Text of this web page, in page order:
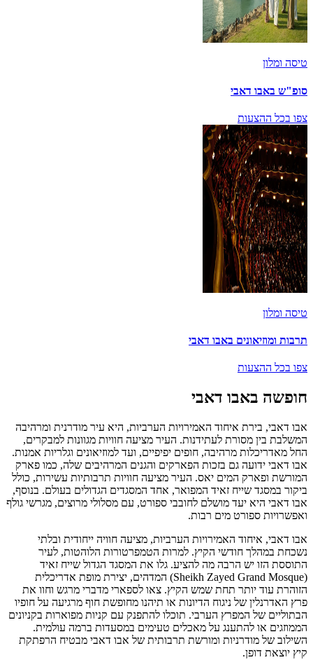
טיסה ומלון
סופ"ש באבו דאבי
צפו בכל ההצעות
טיסה ומלון
תרבות ומוזיאונים באבו דאבי
צפו בכל ההצעות
חופשה באבו דאבי
אבו דאבי, בירת איחוד האמירויות הערביות, היא עיר מודרנית ומרהיבה
המשלבת בין מסורת לעתידנות. העיר מציעה חוויות מגוונות למבקרים,
החל מאדריכלות מרהיבה, חופים יפיפיים, ועד למוזיאונים וגלריות אמנות.
אבו דאבי ידועה גם בזכות הפארקים והגנים המרהיבים שלה, כמו פארק
המורשת ופארק המים יאס. העיר מציעה חוויות תרבותיות עשירות, כולל
ביקור במסגד שייח זאיד המפואר, אחד המסגדים הגדולים בעולם. בנוסף,
אבו דאבי היא יעד מושלם לחובבי ספורט, עם מסלולי מרוצים, מגרשי גולף
ואפשרויות ספורט מים רבות.
אבו דאבי, איחוד האמירויות הערביות, מציעה חוויה ייחודית ובלתי
נשכחת במהלך חודשי הקיץ. למרות הטמפרטורות הלוהטות, לעיר
התוססת הזו יש הרבה מה להציע. גלו את המסגד הגדול שייח זאיד
(Sheikh Zayed Grand Mosque) המדהים, יצירת מופת אדריכלית
הזוהרת עוד יותר תחת שמש הקיץ. צאו לספארי מדברי מרגש וחוו את
פרץ האדרנלין של ניגוח הדיונות או תיהנו מחופשת חוף מרגיעה על חופיו
הבתוליים של המפרץ הערבי. תוכלו להתפנק עם קניות מפוארות בקניונים
הממוזגים או להתענג על מאכלים טעימים במסעדות ברמה עולמית.
השילוב של מודרניות ומורשת תרבותית של אבו דאבי מבטיח הרפתקת
קיץ יוצאת דופן.